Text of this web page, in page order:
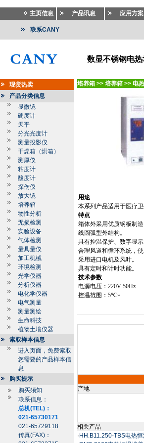
主页信息 产品讯息 应用方案
联系CANY
数显不锈钢电
现货热卖
产品分类信息
显微镜
硬度计
天平
分光光度计
测量投影仪
干燥箱（烘箱）
测厚仪
粘度计
酸度计
探伤仪
放大镜
培养箱
物性分析
无损检测
实验设备
气体检测
量具量仪
加工机械
环境检测
光学仪器
分析仪器
电化学仪器
电气测量
测量测绘
生命科技
植物土壤仪器
索取样本信息
进入页面，免费索取
您需要的产品样本信
息
购买提示
购买须知
联系信息：
总机(TEL)：
021-65730171
021-65729118
传真(FAX)：
培养箱 >> 培养箱 >> 电
用途
本系列产品适用于医疗
特点
箱体外采用优质钢板制
线圆弧型外结构。
具有控温保护、数字显
合理风道和循环系统，
采用进口电机及风叶。
具有定时和计时功能。
技术参数
电源电压： 220V 50Hz
控温范围： 5℃~
产地
相关产品
· HH.B11.250-TBS电热